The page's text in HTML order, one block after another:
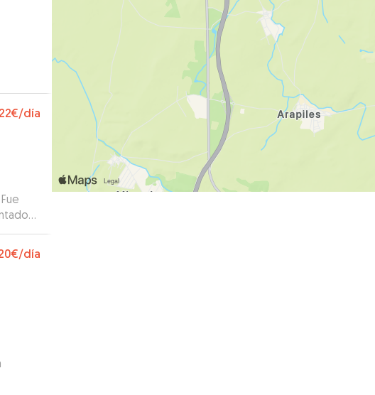
22€/día
Muy
/día